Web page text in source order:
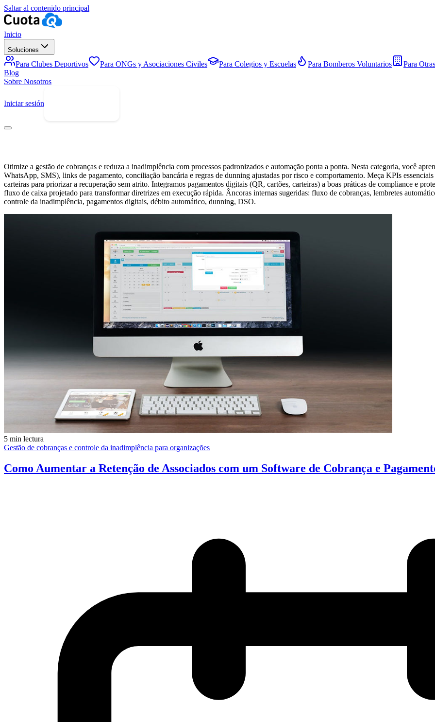
Saltar al contenido principal
Inicio
Soluciones
Para Clubes Deportivos Para ONGs y Asociaciones Civiles Para Colegios y Escuelas Para Bomberos Voluntarios
Para
Blog
Sobre Nosotros
Iniciar sesión
Otimize a gestão de cobranças e reduza a inadimplência com processos padronizados e automação ponta a ponta. Nesta categoria, você
WhatsApp, SMS), links de pagamento, conciliação bancária e regras de dunning ajustadas por risco e comportamento. Meça KPIs
carteiras para priorizar a recuperação sem atrito. Integramos pagamentos digitais (QR, cartões, carteiras) a boas práticas de compliance e
fluxo de caixa projetado para transformar diretrizes em execução rápida. Âncoras internas sugeridas: fluxo de cobranças, lembretes
controle da inadimplência, pagamentos digitais, débito automático, dunning, DSO.
5 min lectura
Gestão de cobranças e controle da inadimplência para organizações
Como Aumentar a Retenção de Associados com um Software de Cobrança e